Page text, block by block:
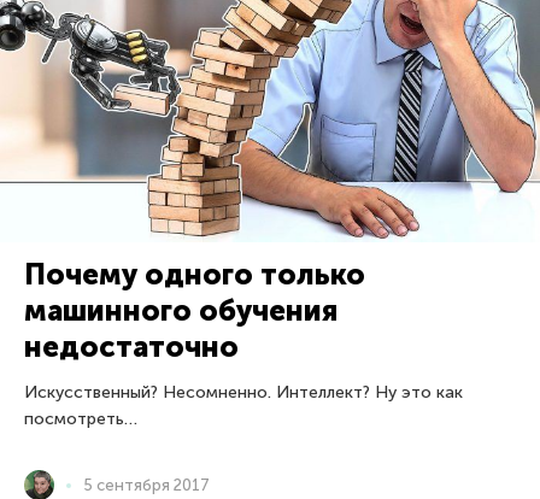
Почему одного только
машинного обучения
недостаточно
Искусственный? Несомненно. Интеллект? Ну это как
посмотреть…
5 сентября 2017